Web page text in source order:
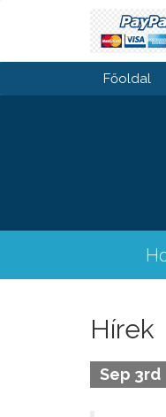
Főoldal
Hírek
Sep 3rd